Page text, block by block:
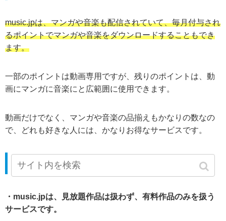
music.jpは、マンガや音楽も配信されていて、毎月付与され
るポイントでマンガや音楽をダウンロードすることもでき
ます。
一部のポイントは動画専用ですが、残りのポイントは、動
画にマンガに音楽にと広範囲に使用できます。
動画だけでなく、マンガや音楽の品揃えもかなりの数なの
で、どれも好きな人には、かなりお得なサービスです。
music.jpの特徴まとめ
・music.jpは、見放題作品は扱わず、有料作品のみを扱う
サービスです。